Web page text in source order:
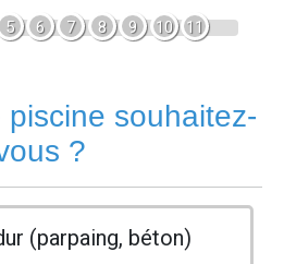
5 6 7 8 9 10 11
souhaitez-
?
(parpaing, béton)